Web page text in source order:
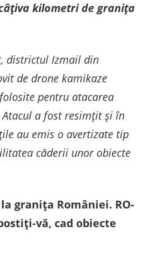
kilometri de granița
districtul Izmail din
de drone kamikaze
pentru atacarea
a fost resimțit și în
au emis o avertizate tip
căderii unor obiecte
granița României. RO-
vă, cad obiecte